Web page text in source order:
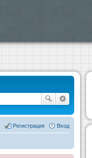
Вход
Регистрация